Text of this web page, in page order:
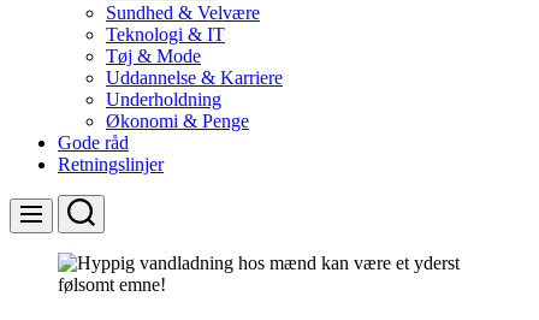
Sundhed & Velvære
Teknologi & IT
Tøj & Mode
Uddannelse & Karriere
Underholdning
Økonomi & Penge
Gode råd
Retningslinjer
Menu Search